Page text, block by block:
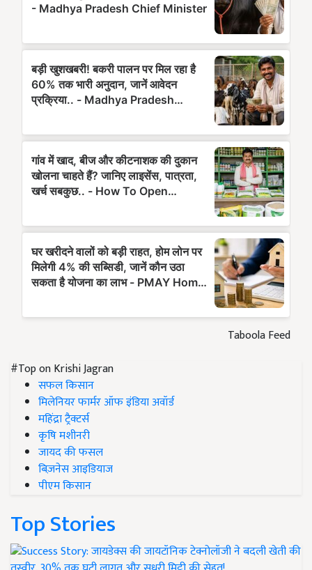
Taboola Feed
#Top on Krishi Jagran
सफल किसान
मिलेनियर फार्मर ऑफ इंडिया अवॉर्ड
महिंद्रा ट्रैक्टर्स
कृषि मशीनरी
जायद की फसल
बिज़नेस आइडियाज
पीएम किसान
Top Stories